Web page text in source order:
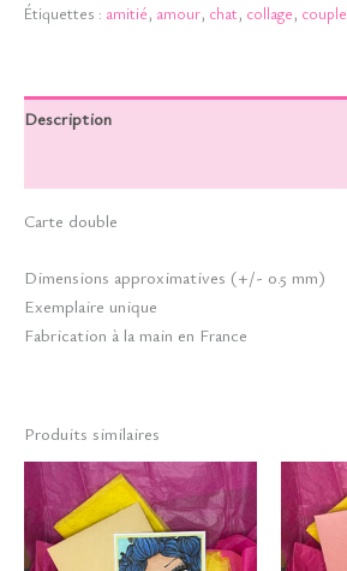
Étiquettes : amitié, amour, chat, collage, couple
Description
Carte double
Dimensions approximatives (+/- 0.5 mm)
Exemplaire unique
Fabrication à la main en France
Produits similaires